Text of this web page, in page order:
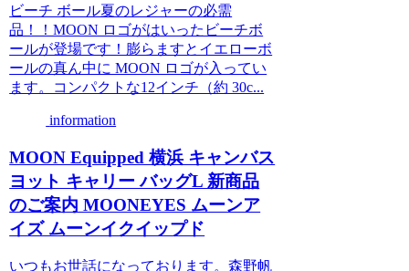
ビーチ ボール夏のレジャーの必需
品！！MOON ロゴがはいったビーチボ
ールが登場です！膨らますとイエローボ
ールの真ん中に MOON ロゴが入ってい
ます。コンパクトな12インチ（約 30c...
information
MOON Equipped 横浜 キャンバス
ヨット キャリー バッグL 新商品
のご案内 MOONEYES ムーンア
イズ ムーンイクイップド
いつもお世話になっております。森野帆